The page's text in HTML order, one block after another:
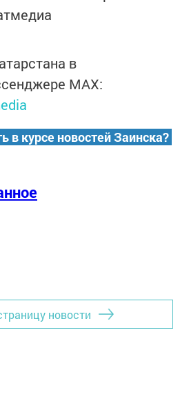
в
MАХ:
в курсе новостей Заинска?
новости